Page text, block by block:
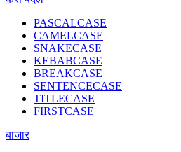
PASCALCASE
CAMELCASE
SNAKECASE
KEBABCASE
BREAKCASE
SENTENCECASE
TITLECASE
FIRSTCASE
बाजार